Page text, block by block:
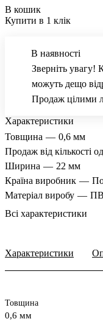
В кошик
Купити в 1 клік
В наявності
Зверніть увагу!
можуть дещо
Продаж цілими
Характеристики
Товщина — 0,6 мм
Продаж від кількості
Ширина — 22 мм
Країна виробник —
Матеріал виробу —
Всі характеристики
Характеристики
Товщина
0,6 мм